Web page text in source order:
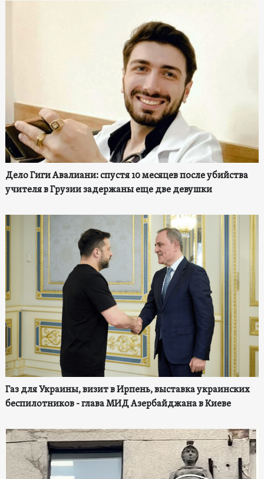
Дело Гиги Авалиани: спустя 10 месяцев после убийства
учителя в Грузии задержаны еще две девушки
Газ для Украины, визит в Ирпень, выставка украинских
беспилотников - глава МИД Азербайджана в Киеве